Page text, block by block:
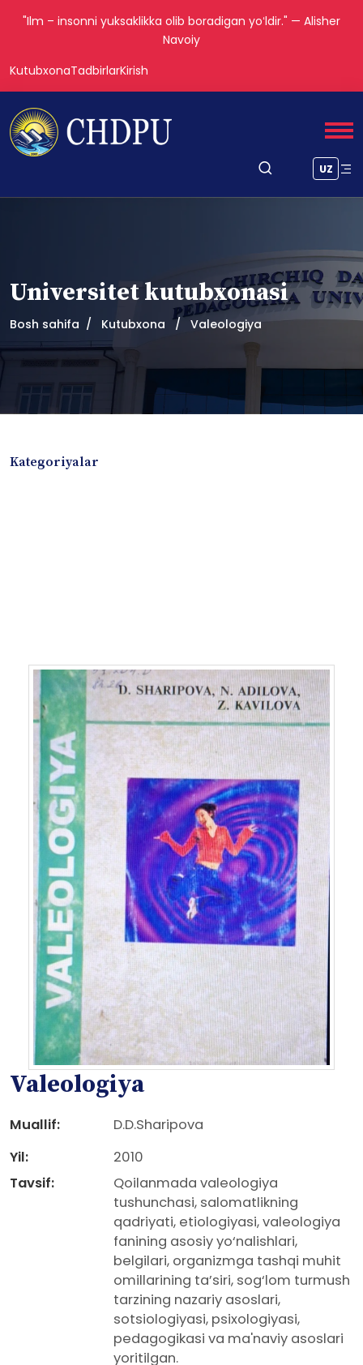
"Ilm – insonni yuksaklikka olib boradigan yoʻldir." — Alisher
Navoiy
KutubxonaTadbirlarKirish
UZ
Universitet kutubxonasi
Bosh sahifa Kutubxona Valeologiya
Kategoriyalar
Valeologiya
Muallif:
D.D.Sharipova
Yil:
2010
Tavsif:
Qoilanmada valeologiya
tushunchasi, salomatlikning
qadriyati, etiologiyasi, valeologiya
fanining asosiy yo‘nalishlari,
belgilari, organizmga tashqi muhit
omillarining ta’siri, sog‘lom turmush
tarzining nazariy asoslari,
sotsiologiyasi, psixologiyasi,
pedagogikasi va ma'naviy asoslari
yoritilgan.